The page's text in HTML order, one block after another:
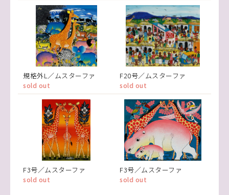
規格外L／ムスターファ
sold out
F20号／ムスターファ
sold out
F3号／ムスターファ
sold out
F3号／ムスターファ
sold out